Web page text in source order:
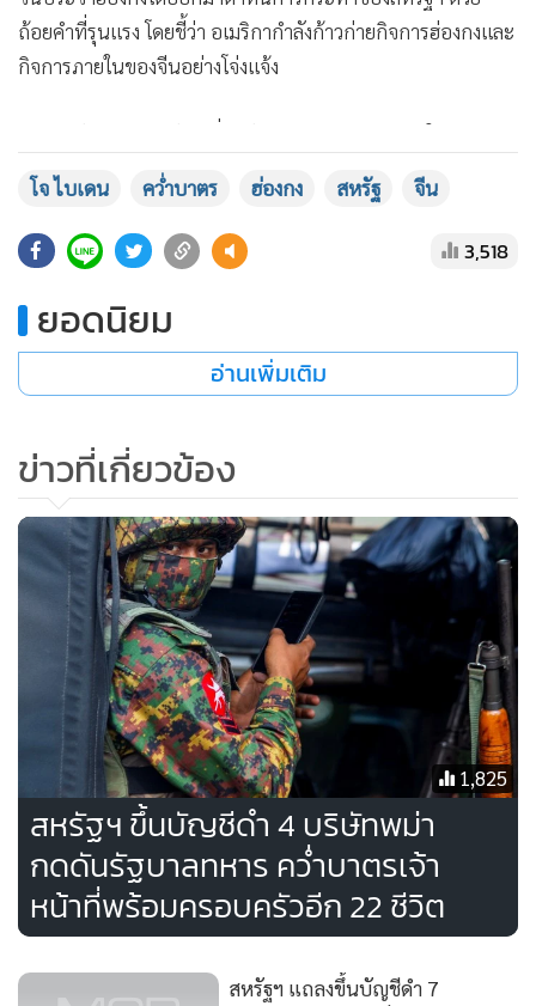
ถ้อยคำที่รุนแรง โดยชี้ว่า อเมริกากำลังก้าวก่ายกิจการฮ่องกงและ
กิจการภายในของจีนอย่างโจ่งแจ้ง
นั้นเป็นแค่เรื่องโกหก แต่ความพยายามของพวกเขาที่จะทำลาย
ความเจริญรุ่งเรืองและเสถียรภาพของฮ่องกง กัดเซาะความมั่นคง
ของจีน และขัดขวางการพัฒนาของจีนต่างหากคือเรื่องจริง”
โฆษกจีน ระบุ
เจ้าหน้าที่จีนผู้นี้ยังบอกด้วยว่า กฎหมายความมั่นคงฉบับใหม่ช่วย
ส่งเสริมสถานะของฮ่องกงในการเป็นศูนย์กลางการเงินและธุรกิจ
ต่างๆ ของสหรัฐฯ ก็ไม่ต่างอะไรกับ “เศษกระดาษ” ที่ไม่อาจ
ยับยั้งการเติบโตของจีนได้
ด้านโฆษกรัฐบาลฮ่องกงได้ออกมาวิจารณ์วอชิงตันที่ยังคง
พยายามโจมตีกฎหมายความมั่นคงจีนไม่เลิกรา
“ความพยายามล่าสุดของสหรัฐฯ ในการออกสิ่งที่เรียกว่า ‘คำ
แนะนำ’ นั้นมีที่มาจากความหวาดระแวงที่ไม่มีมูลและน่าขำเกี่ยว
กับสถานการณ์ในฮ่องกง และเป็นอีกหนึ่งข้อพิสูจน์ถึงความหน้า
ไหว้หลังหลอก และการใช้ 2 มาตรฐาน”
ที่มา : รอยเตอร์
โจ ไบเดน คว่ำบาตร ฮ่องกง สหรัฐ จีน
3,518
ยอดนิยม
อ่านเพิ่มเติม
ข่าวที่เกี่ยวข้อง
1,825
สหรัฐฯ ขึ้นบัญชีดำ 4 บริษัทพม่า
กดดันรัฐบาลทหาร คว่ำบาตรเจ้า
หน้าที่พร้อมครอบครัวอีก 22 ชีวิต
สหรัฐฯ แถลงขึ้นบัญชีดำ 7